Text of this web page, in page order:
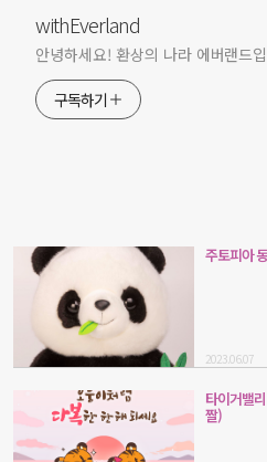
withEverland
안녕하세요! 환상의 나라 에버랜드
구독하기
주토피아
2023.06.07
타이거밸
짤)